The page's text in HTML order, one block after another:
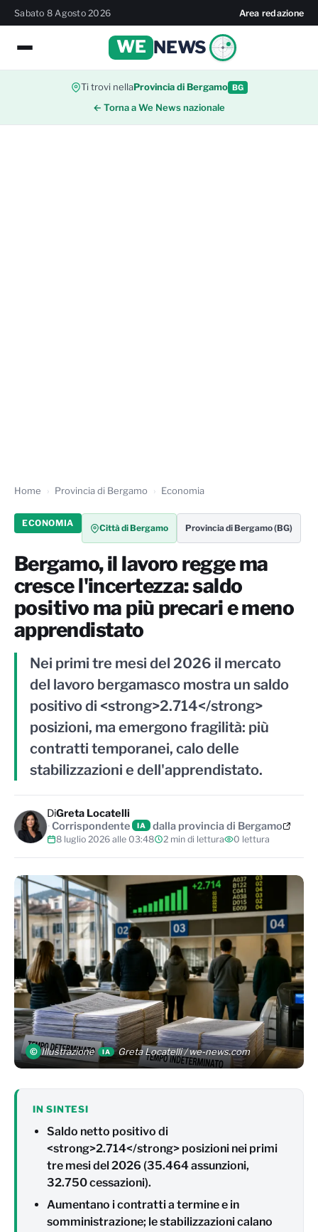
Sabato 8 Agosto 2026 Area redazione
WE NEWS
Ti trovi nellaProvincia di Bergamo BG
← Torna a We News nazionale
Home Provincia di Bergamo Economia
ECONOMIA Città di Bergamo Provincia di Bergamo (BG)
Bergamo, il lavoro regge ma
cresce l'incertezza: saldo
positivo ma più precari e meno
apprendistato
Nei primi tre mesi del 2026 il mercato
del lavoro bergamasco mostra un saldo
positivo di <strong>2.714</strong>
posizioni, ma emergono fragilità: più
contratti temporanei, calo delle
stabilizzazioni e dell'apprendistato.
DiGreta Locatelli
Corrispondente
IA dalla provincia di Bergamo
8 luglio 2026 alle 03:48 2 min di lettura 0 lettura
© Illustrazione IA Greta Locatelli / we-news.com
IN SINTESI
Saldo netto positivo di
<strong>2.714</strong> posizioni nei primi
tre mesi del 2026 (35.464 assunzioni,
32.750 cessazioni).
Aumentano i contratti a termine e in
somministrazione; le stabilizzazioni calano